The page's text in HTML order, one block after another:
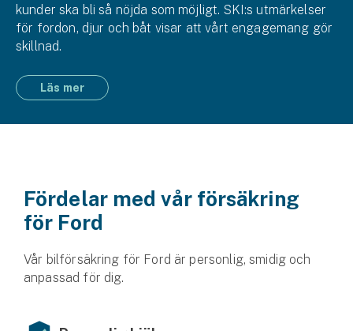
kunder ska bli så nöjda som möjligt. SKI:s utmärkelser
för fordon, djur och båt visar att vårt engagemang gör
skillnad.
Läs mer
Fördelar med vår försäkring
för Ford
Vår bilförsäkring för Ford är personlig, smidig och
anpassad för dig.